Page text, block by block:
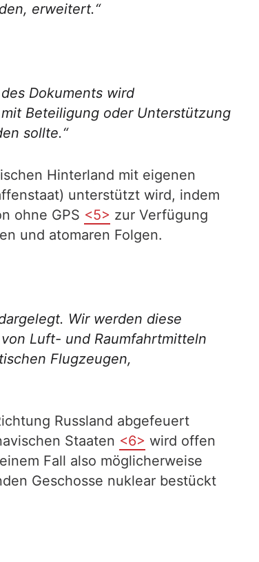
erweitert.“
Dokuments wird
Beteiligung oder Unterstützung
sollte.“
Hinterland mit eigenen
unterstützt wird, indem
ohne GPS <5> zur Verfügung
und atomaren Folgen.
Wir werden diese
Luft- und Raumfahrtmitteln
Flugzeugen,
Russland abgefeuert
Staaten <6> wird offen
Fall also möglicherweise
Geschosse nuklear bestückt